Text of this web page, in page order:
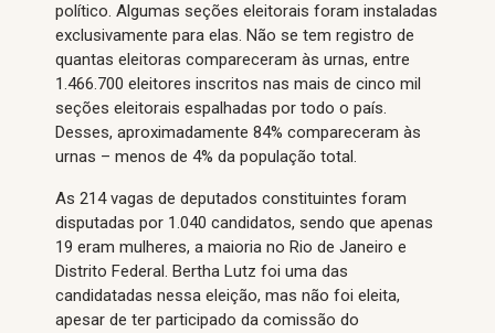
político. Algumas seções eleitorais foram instaladas
exclusivamente para elas. Não se tem registro de
quantas eleitoras compareceram às urnas, entre
1.466.700 eleitores inscritos nas mais de cinco mil
seções eleitorais espalhadas por todo o país.
Desses, aproximadamente 84% compareceram às
urnas – menos de 4% da população total.
As 214 vagas de deputados constituintes foram
disputadas por 1.040 candidatos, sendo que apenas
19 eram mulheres, a maioria no Rio de Janeiro e
Distrito Federal. Bertha Lutz foi uma das
candidatadas nessa eleição, mas não foi eleita,
apesar de ter participado da comissão do